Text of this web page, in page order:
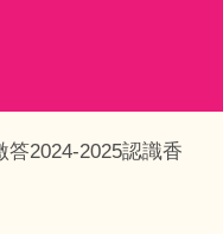
2024-2025認識香